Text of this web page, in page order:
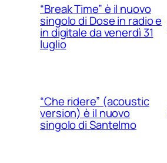
“Break Time” è il nuovo
singolo di Dose in radio e
in digitale da venerdì 31
luglio
“Che ridere” (acoustic
version) è il nuovo
singolo di Santelmo